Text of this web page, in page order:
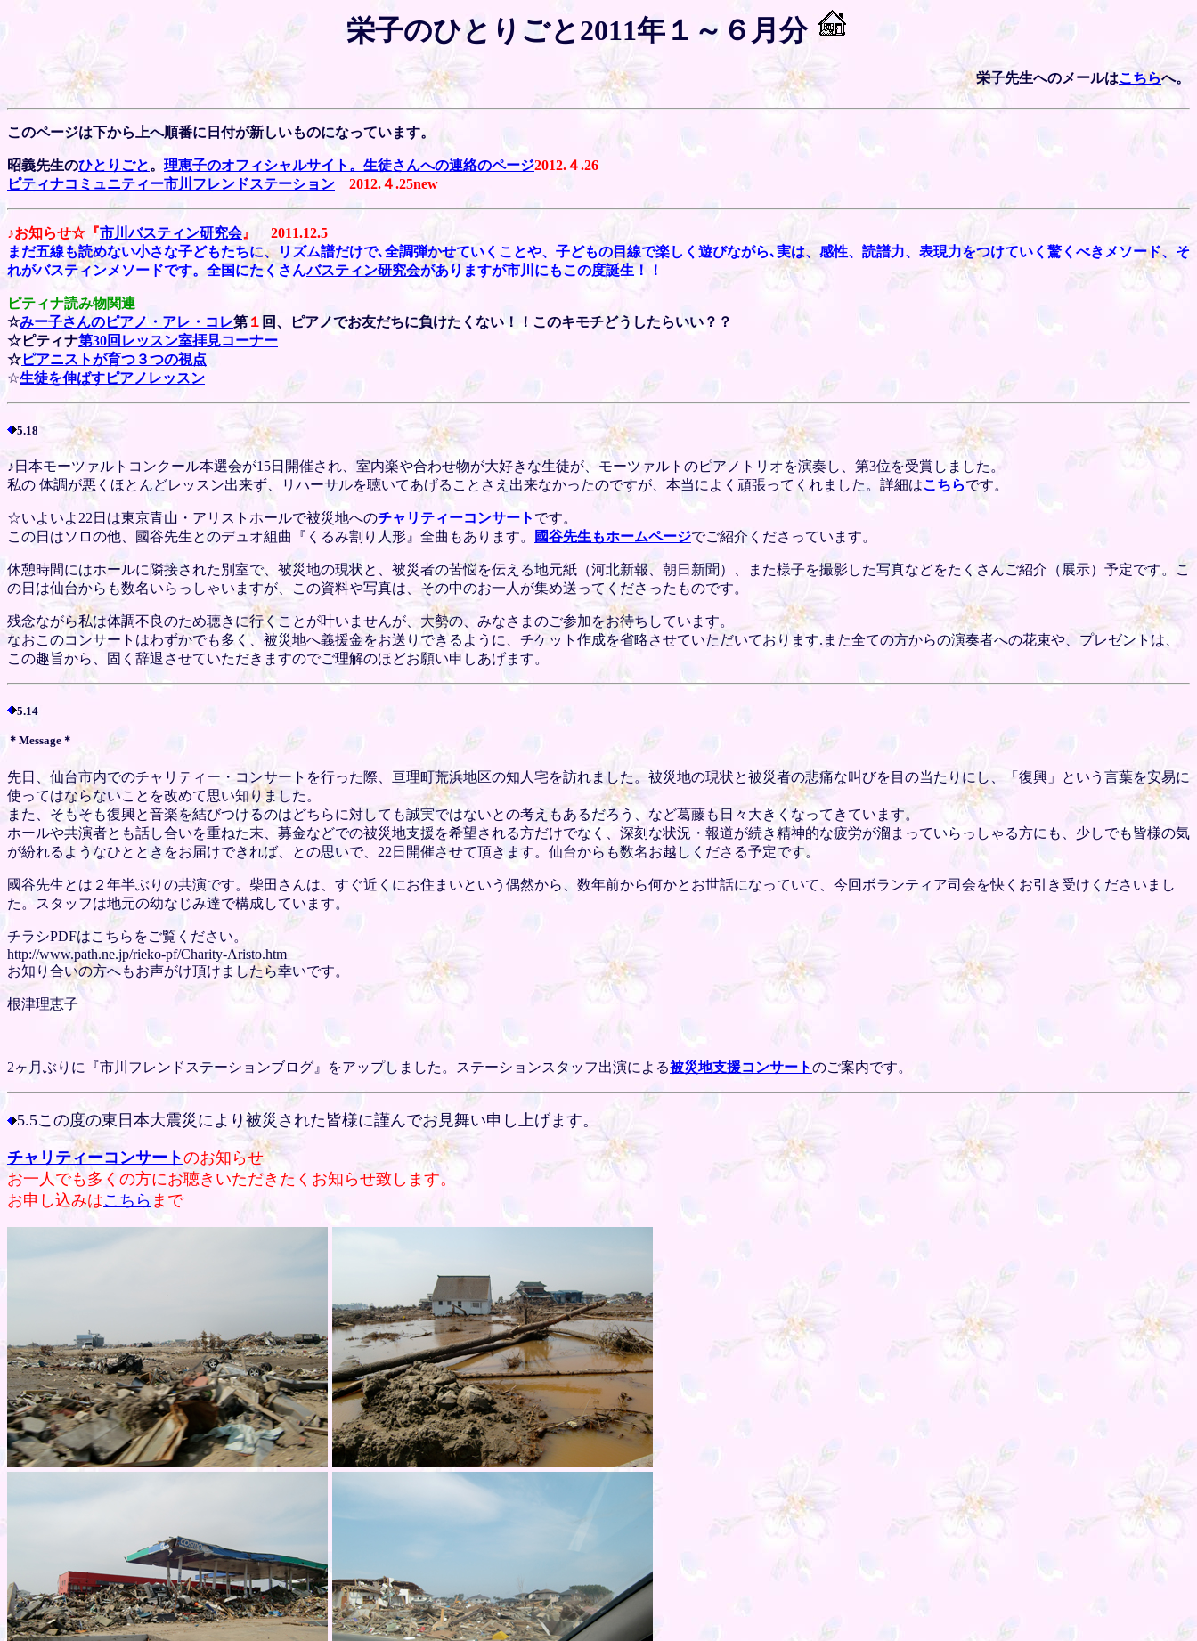
栄子のひとりごと2011年１～６月分
栄子先生へのメールはこちらへ。
このページは下から上へ順番に日付が新しいものになっています。
昭義先生のひとりごと。 理恵子のオフィシャルサイト。 生徒さんへの連絡のページ2012.４.26
ピティナコミュニティー市川フレンドステーション
2012.４.25new
♪お知らせ☆『市川バスティン研究会』 2011.12.5
まだ五線も読めない小さな子どもたちに、リズム譜だけで､全調弾かせていくことや、子どもの目線で楽しく遊びながら､実は、感性、読譜力、表現力をつけていく驚くべきメソード、そ
れがバスティンメソードです。全国にたくさんバスティン研究会がありますが市川にもこの度誕生！！
ピティナ読み物関連
☆みー子さんのピアノ・アレ・コレ第 １ 回、ピアノでお友だちに負けたくない！！このキモチどうしたらいい？？
☆ピティナ第30回レッスン室拝見コーナー
☆ピアニストが育つ３つの視点
☆生徒を伸ばすピアノレッスン
5.18
♪日本モーツァルトコンクール本選会が15日開催され、室内楽や合わせ物が大好きな生徒が、モーツァルトのピアノトリオを演奏し、第3位を受賞しました。
私の 体調が悪くほとんどレッスン出来ず、リハーサルを聴いてあげることさえ出来なかったのですが、本当によく頑張ってくれました。詳細はこちらです。
☆いよいよ22日は東京青山・アリストホールで被災地へのチャリティーコンサート です。
この日はソロの他、國谷先生とのデュオ組曲『くるみ割り人形』全曲もあります。
國谷先生もホームページでご紹介くださっています。
休憩時間にはホールに隣接された別室で、被災地の現状と、被災者の苦悩を伝える地元紙（河北新報、朝日新聞）、また様子を撮影した写真などをたくさんご紹介（展示）予定です。こ
の日は仙台からも数名いらっしゃいますが、この資料や写真は、その中のお一人が集め送ってくださったものです。
残念ながら私は体調不良のため聴きに行くことが叶いませんが、大勢の、みなさまのご参加をお待ちしています。
なおこのコンサートはわずかでも多く、被災地へ義援金をお送りできるように、チケット作成を省略させていただいております.また全ての方からの演奏者への花束や、プレゼントは、
この趣旨から、固く辞退させていただきますのでご理解のほどお願い申しあげます。
5.14
＊Message＊
先日、仙台市内でのチャリティー・コンサートを行った際、亘理町荒浜地区の知人宅を訪れました。被災地の現状と被災者の悲痛な叫びを目の当たりにし、「復興」という言葉を安易に
使ってはならないことを改めて思い知りました。
また、そもそも復興と音楽を結びつけるのはどちらに対しても誠実ではないとの考えもあるだろう、など葛藤も日々大きくなってきています。
ホールや共演者とも話し合いを重ねた末、募金などでの被災地支援を希望される方だけでなく、深刻な状況・報道が続き精神的な疲労が溜まっていらっしゃる方にも、少しでも皆様の気
が紛れるようなひとときをお届けできれば、との思いで、22日開催させて頂きます。仙台からも数名お越しくださる予定です。
國谷先生とは２年半ぶりの共演です。柴田さんは、すぐ近くにお住まいという偶然から、数年前から何かとお世話になっていて、今回ボランティア司会を快くお引き受けくださいまし
た。スタッフは地元の幼なじみ達で構成しています。
チラシPDFはこちらをご覧ください。
http://www.path.ne.jp/rieko-pf/Charity-Aristo.htm
お知り合いの方へもお声がけ頂けましたら幸いです。
根津理恵子
2ヶ月ぶりに『市川フレンドステーションブログ』をアップしました。ステーションスタッフ出演による被災地支援コンサートのご案内です。
5.5この度の東日本大震災により被災された皆様に謹んでお見舞い申し上げます。
チャリティーコンサートのお知らせ
お一人でも多くの方にお聴きいただきたくお知らせ致します。
お申し込みはこちら まで